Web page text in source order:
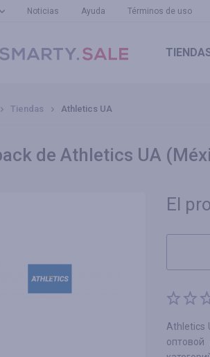
Noticias Ayuda Términos de uso
Tiendas Athletics UA
de Athletics UA
El
Athletics